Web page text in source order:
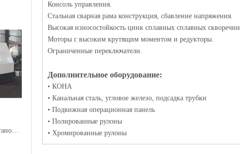
Трехвалковый листогибочный станок малой или средней толщины W11H
Консоль управления.
Стальная сварная рама конструкция, сбавление напряжения.
Высокая износостойкость цинк сплавных сплавных
Моторы с высоким крутящим моментом и редукторы.
Ограниченные переключатели.
Дополнительное оборудование:
• КОНА
• Канальная сталь, угловое железо, подсадка трубки
• Подвижная операционная панель
• Полированные рулоны
• Хромированные рулоны